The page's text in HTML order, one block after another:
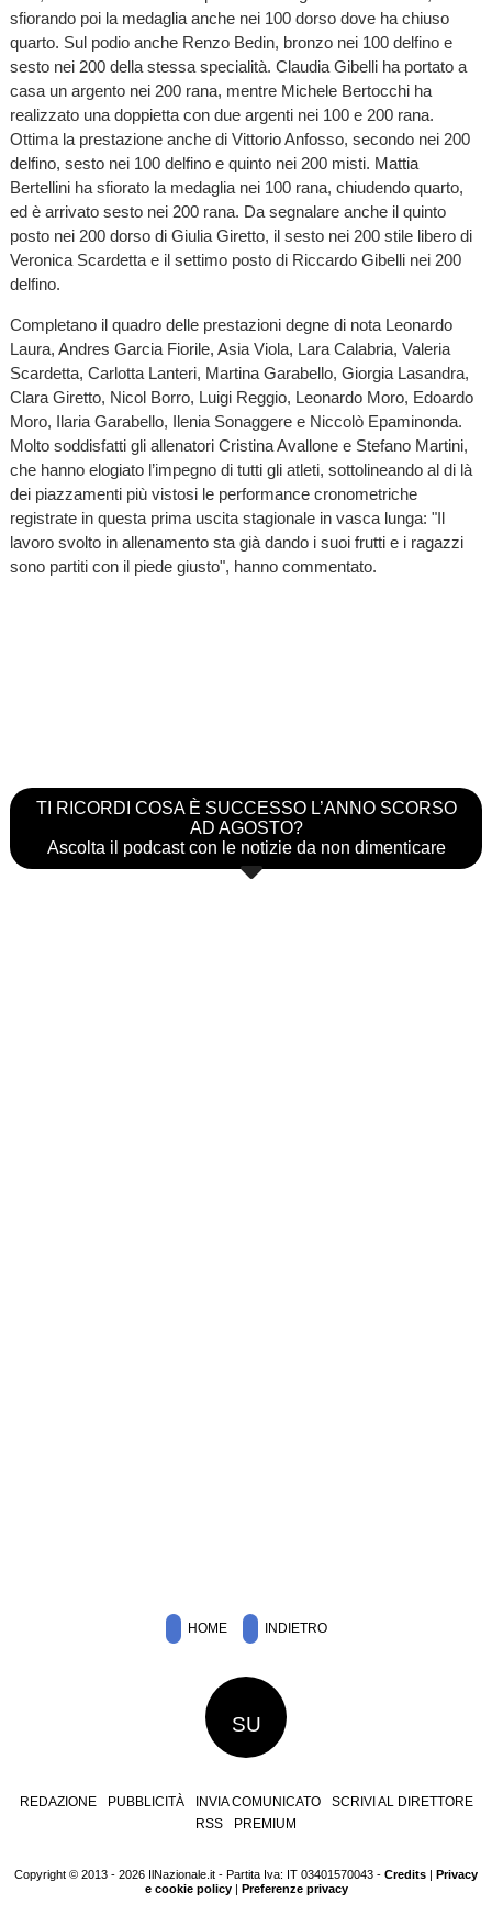
sfiorando poi la medaglia anche nei 100 dorso dove ha chiuso
quarto. Sul podio anche Renzo Bedin, bronzo nei 100 delfino e
sesto nei 200 della stessa specialità. Claudia Gibelli ha portato a
casa un argento nei 200 rana, mentre Michele Bertocchi ha
realizzato una doppietta con due argenti nei 100 e 200 rana.
Ottima la prestazione anche di Vittorio Anfosso, secondo nei 200
delfino, sesto nei 100 delfino e quinto nei 200 misti. Mattia
Bertellini ha sfiorato la medaglia nei 100 rana, chiudendo quarto,
ed è arrivato sesto nei 200 rana. Da segnalare anche il quinto
posto nei 200 dorso di Giulia Giretto, il sesto nei 200 stile libero di
Veronica Scardetta e il settimo posto di Riccardo Gibelli nei 200
delfino.
Completano il quadro delle prestazioni degne di nota Leonardo
Laura, Andres Garcia Fiorile, Asia Viola, Lara Calabria, Valeria
Scardetta, Carlotta Lanteri, Martina Garabello, Giorgia Lasandra,
Clara Giretto, Nicol Borro, Luigi Reggio, Leonardo Moro, Edoardo
Moro, Ilaria Garabello, Ilenia Sonaggere e Niccolò Epaminonda.
Molto soddisfatti gli allenatori Cristina Avallone e Stefano Martini,
che hanno elogiato l’impegno di tutti gli atleti, sottolineando al di là
dei piazzamenti più vistosi le performance cronometriche
registrate in questa prima uscita stagionale in vasca lunga: "Il
lavoro svolto in allenamento sta già dando i suoi frutti e i ragazzi
sono partiti con il piede giusto", hanno commentato.
TI RICORDI COSA È SUCCESSO L’ANNO SCORSO
AD AGOSTO?
Ascolta il podcast con le notizie da non dimenticare
HOME INDIETRO
SU
REDAZIONE PUBBLICITÀ INVIA COMUNICATO
SCRIVI AL DIRETTORE
RSS
PREMIUM
Copyright © 2013 - 2026 IlNazionale.it - Partita Iva: IT 03401570043 - Credits | Privacy
e cookie policy| Preferenze privacy